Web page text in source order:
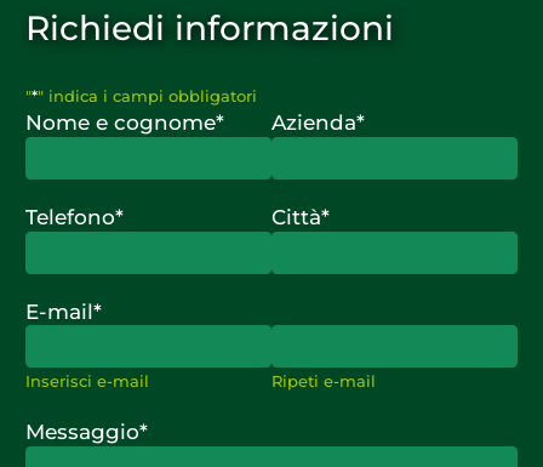
Richiedi informazioni
"*" indica i campi obbligatori
Nome e cognome* Azienda*
Telefono* Città*
E-mail*
Inserisci e-mail Ripeti e-mail
Messaggio*